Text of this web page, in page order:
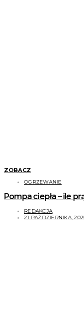
ZOBACZ
OGRZEWANIE
Pompa ciepła – ile
REDAKCJA
21 PAŹDZIERNIKA,